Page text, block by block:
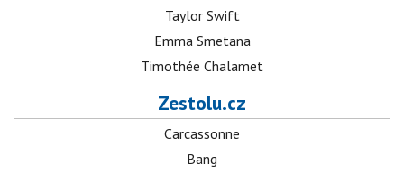
Taylor Swift
Emma Smetana
Timothée Chalamet
Zestolu.cz
Carcassonne
Bang